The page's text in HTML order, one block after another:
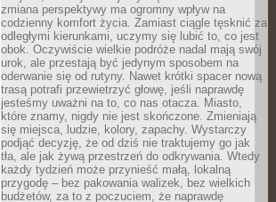
zmiana perspektywy ma ogromny wpływ na
codzienny komfort życia. Zamiast ciągle tęsknić za
odległymi kierunkami, uczymy się lubić to, co jest
obok. Oczywiście wielkie podróże nadal mają swój
urok, ale przestają być jedynym sposobem na
oderwanie się od rutyny. Nawet krótki spacer nową
trasą potrafi przewietrzyć głowę, jeśli naprawdę
jesteśmy uważni na to, co nas otacza. Miasto,
które znamy, nigdy nie jest skończone. Zmieniają
się miejsca, ludzie, kolory, zapachy. Wystarczy
podjąć decyzję, że od dziś nie traktujemy go jak
tła, ale jak żywą przestrzeń do odkrywania. Wtedy
każdy tydzień może przynieść małą, lokalną
przygodę – bez pakowania walizek, bez wielkich
budżetów, za to z poczuciem, że naprawdę